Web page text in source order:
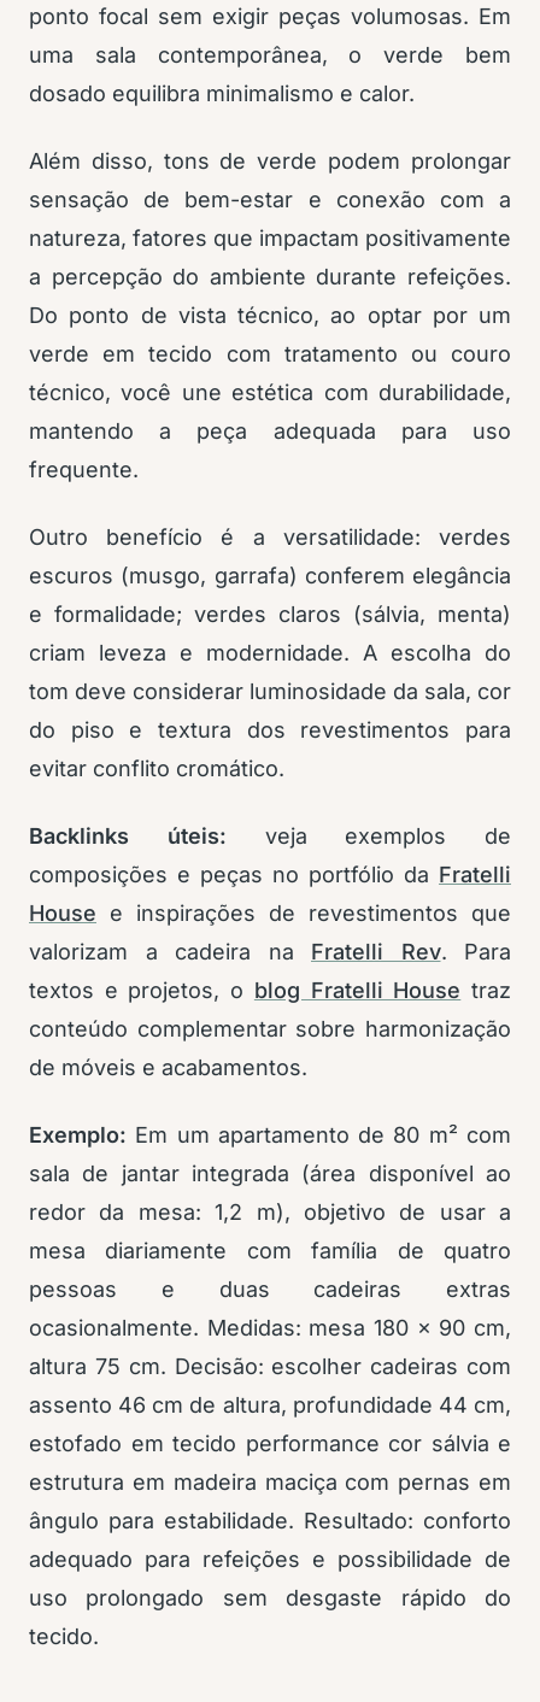
ponto focal sem exigir peças volumosas. Em
uma sala contemporânea, o verde bem
dosado equilibra minimalismo e calor.
Além disso, tons de verde podem prolongar
sensação de bem-estar e conexão com a
natureza, fatores que impactam positivamente
a percepção do ambiente durante refeições.
Do ponto de vista técnico, ao optar por um
verde em tecido com tratamento ou couro
técnico, você une estética com durabilidade,
mantendo a peça adequada para uso
frequente.
Outro benefício é a versatilidade: verdes
escuros (musgo, garrafa) conferem elegância
e formalidade; verdes claros (sálvia, menta)
criam leveza e modernidade. A escolha do
tom deve considerar luminosidade da sala, cor
do piso e textura dos revestimentos para
evitar conflito cromático.
Backlinks úteis: veja exemplos de
composições e peças no portfólio da Fratelli
House e inspirações de revestimentos que
valorizam a cadeira na Fratelli Rev. Para
textos e projetos, o blog Fratelli House traz
conteúdo complementar sobre harmonização
de móveis e acabamentos.
Exemplo: Em um apartamento de 80 m² com
sala de jantar integrada (área disponível ao
redor da mesa: 1,2 m), objetivo de usar a
mesa diariamente com família de quatro
pessoas e duas cadeiras extras
ocasionalmente. Medidas: mesa 180 x 90 cm,
altura 75 cm. Decisão: escolher cadeiras com
assento 46 cm de altura, profundidade 44 cm,
estofado em tecido performance cor sálvia e
estrutura em madeira maciça com pernas em
ângulo para estabilidade. Resultado: conforto
adequado para refeições e possibilidade de
uso prolongado sem desgaste rápido do
tecido.